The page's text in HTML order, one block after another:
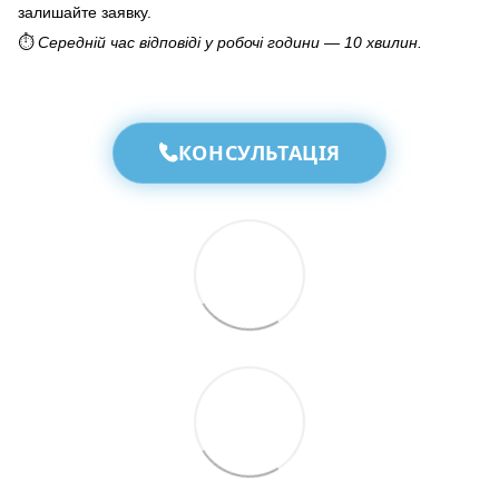
залишайте заявку.
⏱️Середній час відповіді у робочі години — 10 хвилин.
КОНСУЛЬТАЦІЯ